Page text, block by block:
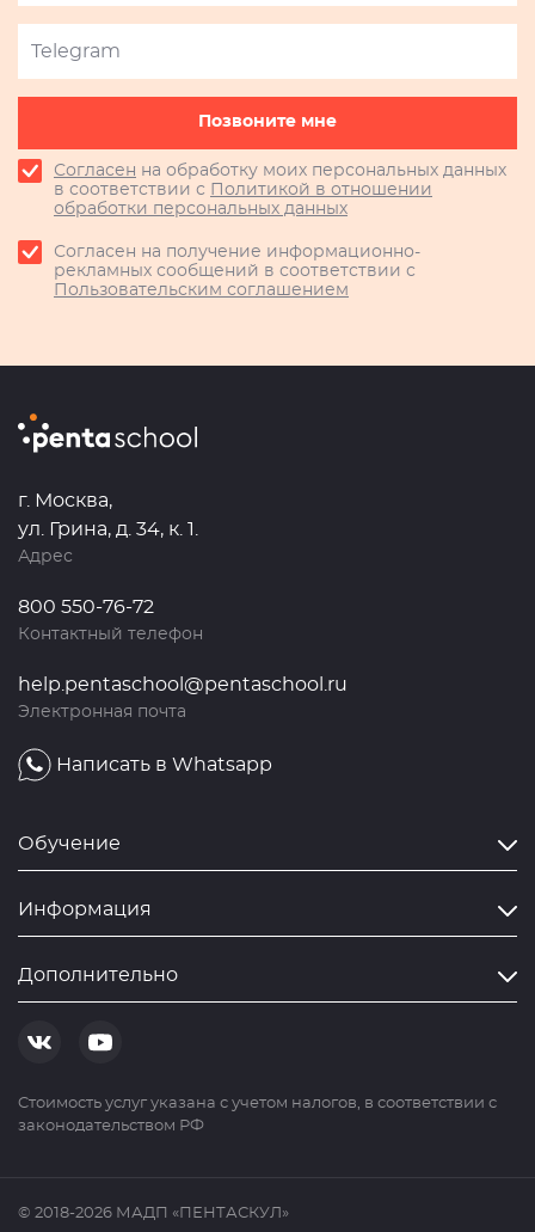
Позвоните мне
Согласен на обработку моих персональных данных
в соответствии с
Политикой в отношении
обработки персональных данных
Согласен на получение информационно-
рекламных сообщений в соответствии с
Пользовательским соглашением
г. Москва,
ул. Грина, д. 34, к. 1.
Адрес
800 550-76-72
Контактный телефон
help.pentaschool@pentaschool.ru
Электронная почта
Написать в Whatsapp
Обучение
Информация
Дополнительно
Cтоимость услуг указана с учетом налогов, в соответствии с
законодательством РФ
© 2018-2026 МАДП «ПЕНТАСКУЛ»